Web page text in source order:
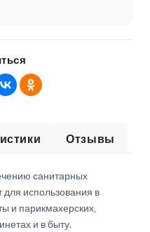
Отзывы
санитарных
использования в
и парикмахерских,
и в быту.